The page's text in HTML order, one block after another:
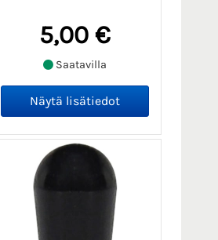
5,00 €
Saatavilla